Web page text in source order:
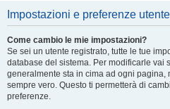
Impostazioni e preferenze utente
Come cambio le mie impostazioni?
Se sei un utente registrato, tutte le tue
database del sistema. Per modificarle vai
generalmente sta in cima ad ogni pagina,
sempre vero. Questo ti permetterà di
preferenze.